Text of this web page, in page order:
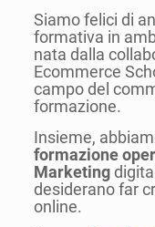
Siamo felici di
formativa in
nata dalla
Ecommerce
campo del
formazione.
Insieme,
formazione
Marketing
desiderano far
online.